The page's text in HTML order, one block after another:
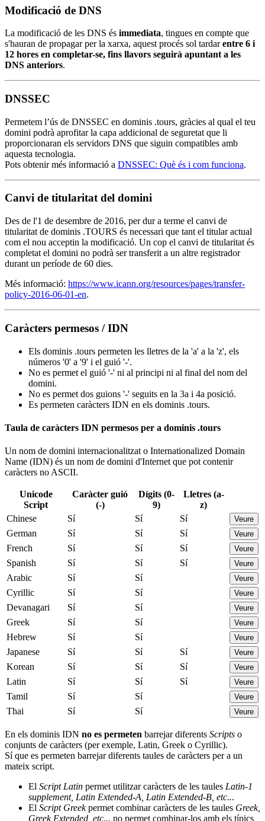
Modificació de DNS
La modificació de les DNS és immediata, tingues en compte que
s'hauran de propagar per la xarxa, aquest procés sol tardarentre 6 i
12 hores en completar-se, fins llavors seguirà apuntant a les
DNS anteriors.
DNSSEC
Permetem l’ús de DNSSEC en dominis .tours, gràcies al qual el teu
domini podrà aprofitar la capa addicional de seguretat que li
proporcionaran els servidors DNS que siguin compatibles amb
aquesta tecnologia.
Pots obtenir més informació a DNSSEC: Què és i com funciona.
Canvi de titularitat del domini
Des de l'1 de desembre de 2016, per dur a terme el canvi de
titularitat de dominis .TOURS és necessari que tant el titular actual
com el nou acceptin la modificació. Un cop el canvi de titularitat és
completat el domini no podrà ser transferit a un altre registrador
durant un període de 60 dies.
Més informació: https://www.icann.org/resources/pages/transfer-
policy-2016-06-01-en.
Caràcters permesos / IDN
Els dominis .tours permeten les lletres de la 'a' a la 'z', els
números '0' a '9' i el guió '-'.
No es permet el guió '-' ni al principi ni al final del nom del
domini.
No es permet dos guions '-' seguits en la 3a i 4a posició.
Es permeten caràcters IDN en els dominis .tours.
Taula de caràcters IDN permesos per a dominis .tours
Un nom de domini internacionalitzat o Internationalized Domain
Name (IDN) és un nom de domini d'Internet que pot contenir
caràcters no ASCII.
Unicode
Script
Caràcter guió
(-)
Dígits (0-
9)
Lletres (a-
z)
Chinese
Sí Sí Sí Veure
German Sí Sí Sí Veure
French Sí Sí Sí Veure
Spanish Sí Sí Sí Veure
Arabic Sí Sí Veure
Cyrillic Sí Sí Veure
Devanagari Sí Sí Veure
Greek Sí Sí Veure
Hebrew Sí Sí Veure
Japanese Sí Sí Sí Veure
Korean Sí Sí Sí Veure
Latin Sí Sí Sí Veure
Tamil Sí Sí Veure
Thai Sí Sí Veure
En els dominis IDN no es permeten barrejar diferents Scripts o
conjunts de caràcters (per exemple, Latin, Greek o Cyrillic).
Sí que es permeten barrejar diferents taules de caràcters per a un
mateix script.
El Script Latin permet utilitzar caràcters de les taules Latin-1
supplement, Latin Extended-A, Latin Extended-B, etc...
El Script Greekpermet combinar caràcters de les taules Greek,
Greek Extended, etc.., no permet combinar-los amb els típics